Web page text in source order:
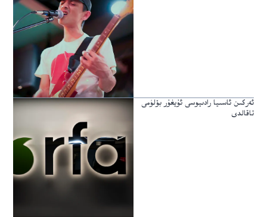
ئەركىن ئاسىيا رادىيوسى ئۇيغۇر بۆلۈمى
تاقالدى